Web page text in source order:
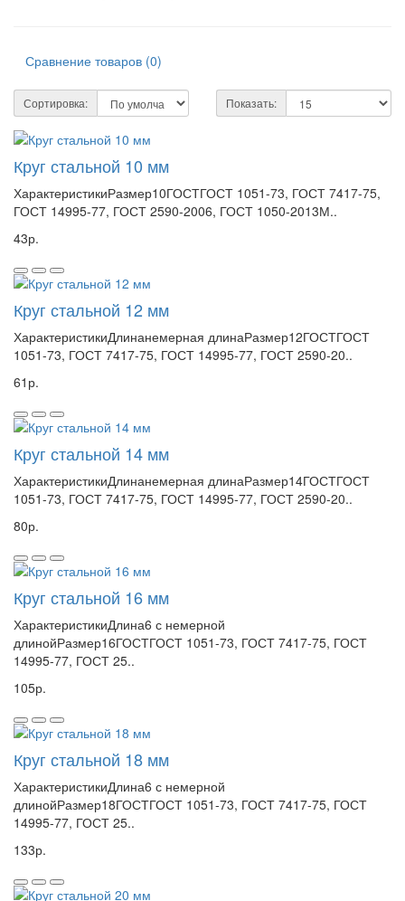
Сравнение товаров (0)
Сортировка: Показать:
Круг стальной 10 мм
ХарактеристикиРазмер10ГОСТГОСТ 1051-73, ГОСТ 7417-75,
ГОСТ 14995-77, ГОСТ 2590-2006, ГОСТ 1050-2013М..
43р.
Круг стальной 12 мм
ХарактеристикиДлинанемерная длинаРазмер12ГОСТГОСТ
1051-73, ГОСТ 7417-75, ГОСТ 14995-77, ГОСТ 2590-20..
61р.
Круг стальной 14 мм
ХарактеристикиДлинанемерная длинаРазмер14ГОСТГОСТ
1051-73, ГОСТ 7417-75, ГОСТ 14995-77, ГОСТ 2590-20..
80р.
Круг стальной 16 мм
ХарактеристикиДлина6 с немерной
длинойРазмер16ГОСТГОСТ 1051-73, ГОСТ 7417-75, ГОСТ
14995-77, ГОСТ 25..
105р.
Круг стальной 18 мм
ХарактеристикиДлина6 с немерной
длинойРазмер18ГОСТГОСТ 1051-73, ГОСТ 7417-75, ГОСТ
14995-77, ГОСТ 25..
133р.